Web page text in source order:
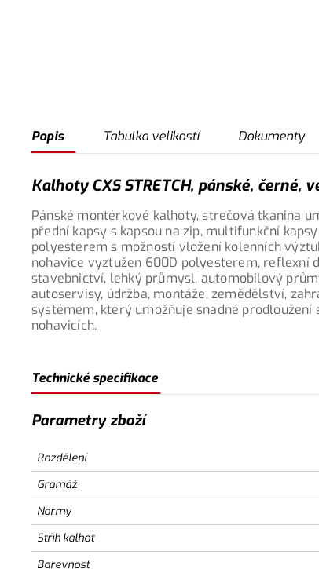
Popis Tabulka velikostí Dokumenty
Kalhoty CXS STRETCH, pánské, černé,
Pánské montérkové kalhoty, strečová tkanina
přední kapsy s kapsou na zip, multifunkční
polyesterem s možností vložení kolenních
nohavice vyztužen 600D polyesterem, reflexní
stavebnictví, lehký průmysl, automobilový
autoservisy, údržba, montáže, zemědělství,
systémem, který umožňuje snadné
nohavicích.
Technické specifikace
Parametry zboží
Rozdělení
Gramáž
Normy
Střih kalhot
Barevnost